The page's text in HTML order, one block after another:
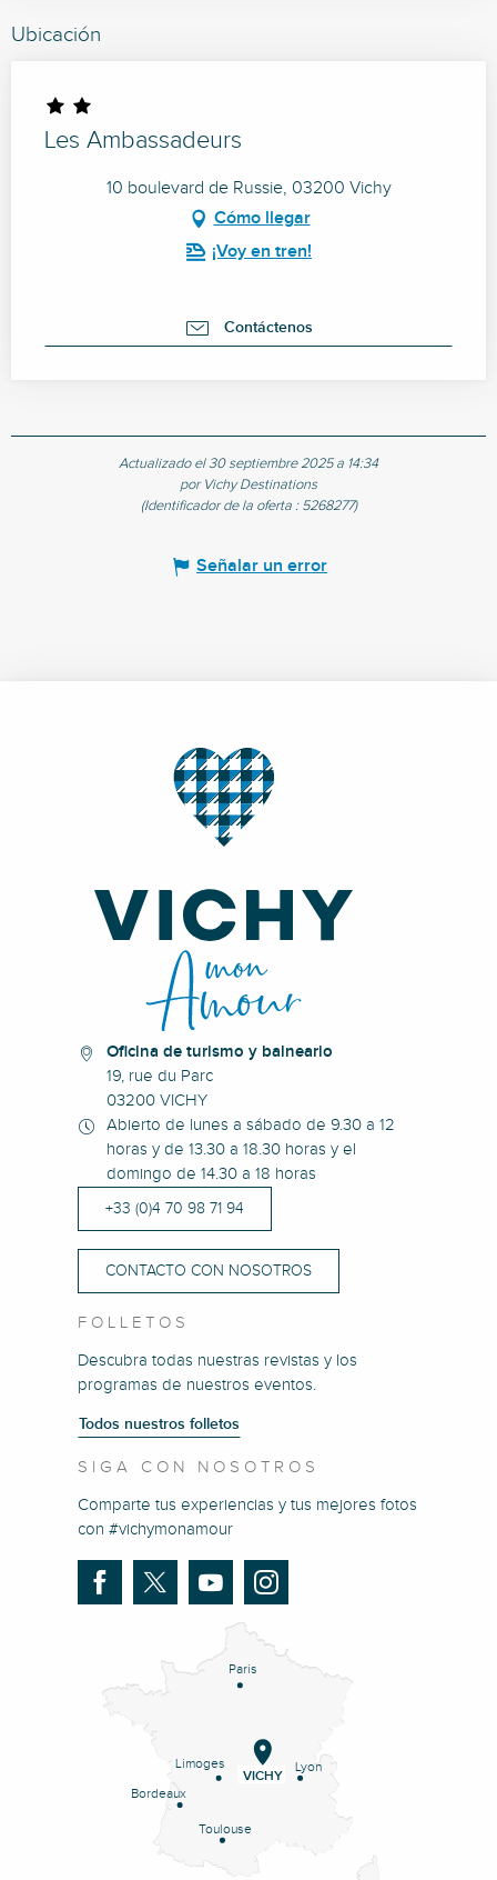
Ubicación
Les Ambassadeurs
10 boulevard de Russie, 03200 Vichy
Cómo llegar
¡Voy en tren!
Contáctenos
Actualizado el 30 septiembre 2025 a 14:34
por Vichy Destinations
(Identificador de la oferta : 5268277)
Señalar un error
Oficina de turismo y balneario
19, rue du Parc
03200 VICHY
Abierto de lunes a sábado de 9.30 a 12
horas y de 13.30 a 18.30 horas y el
domingo de 14.30 a 18 horas
+33 (0)4 70 98 71 94
CONTACTO CON NOSOTROS
FOLLETOS
Descubra todas nuestras revistas y los
programas de nuestros eventos.
Todos nuestros folletos
SIGA CON NOSOTROS
Comparte tus experiencias y tus mejores fotos
con #vichymonamour
Paris
Lyon
Limoges
Bordeaux
Toulouse
VICHY